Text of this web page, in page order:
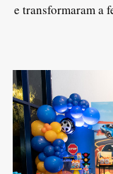
e transformaram a